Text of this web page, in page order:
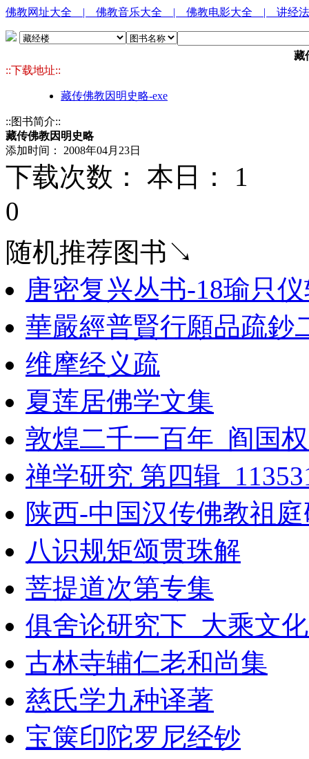
佛教网址大全 | 佛教音乐大全 | 佛教电影大全 | 讲经
藏
::下载地址::
藏传佛教因明史略-exe
::图书简介::
藏传佛教因明史略
添加时间： 2008年04月23日
下载次数： 本日： 1
0
随机推荐图书↘
唐密复兴丛书-18瑜只
華嚴經普賢行願品疏鈔
维摩经义疏
夏莲居佛学文集
敦煌二千一百年_阎国
禅学研究 第四辑
陕西-中国汉传佛教祖庭
八识规矩颂贯珠解
菩提道次第专集
俱舍论研究下_大乘文
古林寺辅仁老和尚集
慈氏学九种译著
宝箧印陀罗尼经钞